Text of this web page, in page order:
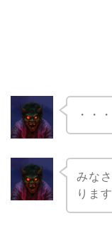
・・
みな
りま